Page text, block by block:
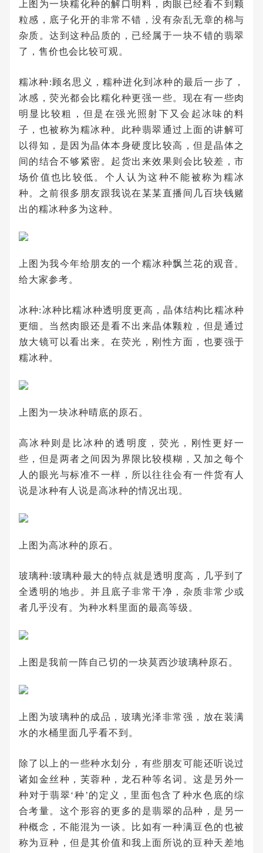
上图为一块糯化种的解口明料，肉眼已经看不到颗
粒感，底子化开的非常不错，没有杂乱无章的棉与
杂质。达到这种品质的，已经属于一块不错的翡翠
了，售价也会比较可观。
糯冰种:顾名思义，糯种进化到冰种的最后一步了，
冰感，荧光都会比糯化种更强一些。现在有一些肉
明显比较粗，但是在强光照射下又会起冰味的料
子，也被称为糯冰种。此种翡翠通过上面的讲解可
以得知，是因为晶体本身硬度比较高，但是晶体之
间的结合不够紧密。起货出来效果则会比较差，市
场价值也比较低。个人认为这种不能被称为糯冰
种。之前很多朋友跟我说在某某直播间几百块钱赌
出的糯冰种多为这种。
上图为我今年给朋友的一个糯冰种飘兰花的观音。
给大家参考。
冰种:冰种比糯冰种透明度更高，晶体结构比糯冰种
更细。当然肉眼还是看不出来晶体颗粒，但是通过
放大镜可以看出来。在荧光，刚性方面，也要强于
糯冰种。
上图为一块冰种晴底的原石。
高冰种则是比冰种的透明度，荧光，刚性更好一
些，但是两者之间因为界限比较模糊，又加之每个
人的眼光与标准不一样，所以往往会有一件货有人
说是冰种有人说是高冰种的情况出现。
上图为高冰种的原石。
玻璃种:玻璃种最大的特点就是透明度高，几乎到了
全透明的地步。并且底子非常干净，杂质非常少或
者几乎没有。为种水料里面的最高等级。
上图是我前一阵自己切的一块莫西沙玻璃种原石。
上图为玻璃种的成品，玻璃光泽非常强，放在装满
水的水桶里面几乎看不到。
除了以上的一些种水划分，有些朋友可能还听说过
诸如金丝种，芙蓉种，龙石种等名词。这是另外一
种对于翡翠‘种’的定义，里面包含了种水色底的综
合考量。这个形容的更多的是翡翠的品种，是另一
种概念，不能混为一谈。比如有一种满豆色的也被
称为豆种，但是其价值和我上面所说的豆种天差地